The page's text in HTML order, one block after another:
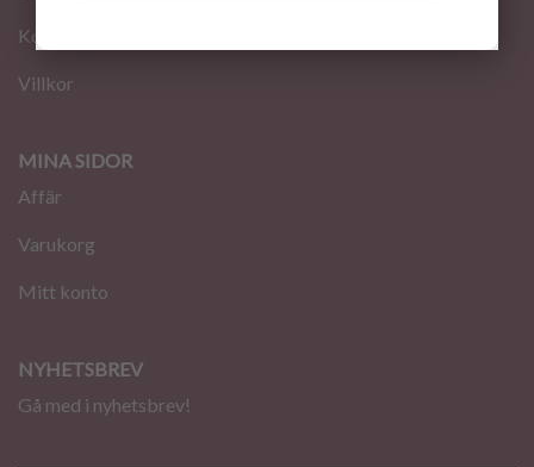
Kontakt
Villkor
MINA SIDOR
Affär
Varukorg
Mitt konto
NYHETSBREV
Gå med i nyhetsbrev!